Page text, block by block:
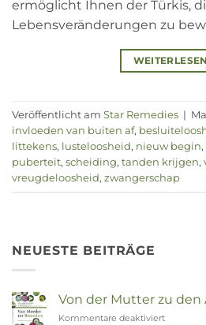
ermöglicht Ihnen der Türkis,
Lebensveränderungen zu
WEITERLESEN
Veröffentlicht am Star Remedies |
invloeden van buiten af,
littekens, lusteloosheid, nieuw begin,
puberteit, scheiding, tanden krijgen,
vreugdeloosheid, zwangerschap
NEUESTE BEITRÄGE
Von der Mutter zu
Kommentare deaktiviert